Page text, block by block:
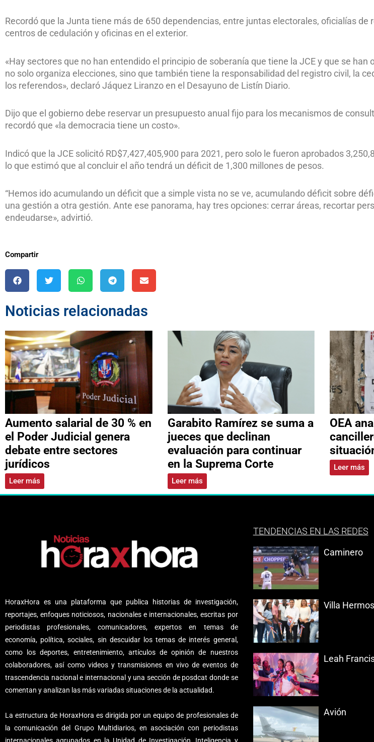
Recordó que la Junta tiene más de 650 dependencias, entre juntas electorales, oficialías de
centros de cedulación y oficinas en el exterior.
«Hay sectores que no han entendido el principio de soberanía que tiene la JCE y que se han
no solo organiza elecciones, sino que también tiene la responsabilidad del registro civil, la
los referendos», declaró Jáquez Liranzo en el Desayuno de Listín Diario.
Dijo que el gobierno debe reservar un presupuesto anual fijo para los mecanismos de
recordó que «la democracia tiene un costo».
Indicó que la JCE solicitó RD$7,427,405,900 para 2021, pero solo le fueron aprobados
lo que estimó que al concluir el año tendrá un déficit de 1,300 millones de pesos.
“Hemos ido acumulando un déficit que a simple vista no se ve, acumulando déficit sobre
una gestión a otra gestión. Ante ese panorama, hay tres opciones: cerrar áreas, recortar
endeudarse», advirtió.
Compartir
Noticias relacionadas
Aumento salarial de 30 % en
el Poder Judicial genera
debate entre sectores
jurídicos
Leer más
Garabito Ramírez se suma a
jueces que declinan
evaluación para continuar
en la Suprema Corte
Leer más
OEA
Leer más
HoraxHora es una plataforma que publica historias de investigación,
reportajes, enfoques noticiosos, nacionales e internacionales, escritas por
periodistas profesionales, comunicadores, expertos en temas de
economía, política, sociales, sin descuidar los temas de interés general,
como los deportes, entretenimiento, artículos de opinión de nuestros
colaboradores, así como videos y transmisiones en vivo de eventos de
trascendencia nacional e internacional y una sección de posdcat donde se
comentan y analizan las más variadas situaciones de la actualidad.
La estructura de HoraxHora es dirigida por un equipo de profesionales de
la comunicación del Grupo Multidiarios, en asociación con periodistas
TENDENCIAS EN LAS REDES
Caminero
Villa
Leah
Avión